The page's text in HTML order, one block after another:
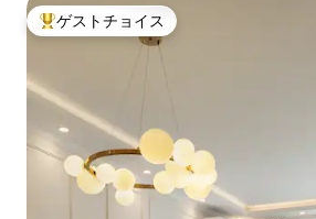
大好評のゲストチョイスです。
ゲストチョイス